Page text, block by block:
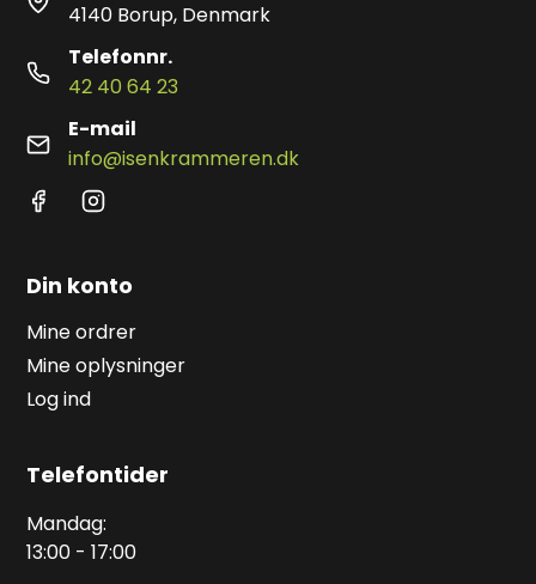
4140 Borup, Denmark
Telefonnr.
42 40 64 23
E-mail
info@isenkrammeren.dk
Din konto
Mine ordrer
Mine oplysninger
Log ind
Telefontider
Mandag:
13:00 - 17:00